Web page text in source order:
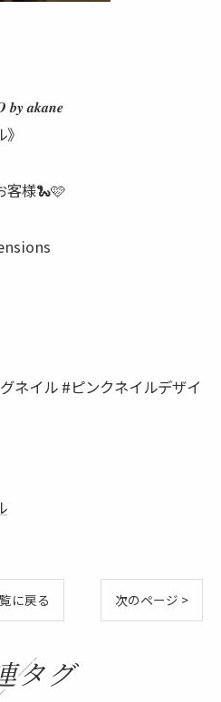
𝒂𝒌𝒂𝒏𝒆
客様🐍🩷
ネイル #ピンクネイルデザイ
に戻る 次のページ >
タグ